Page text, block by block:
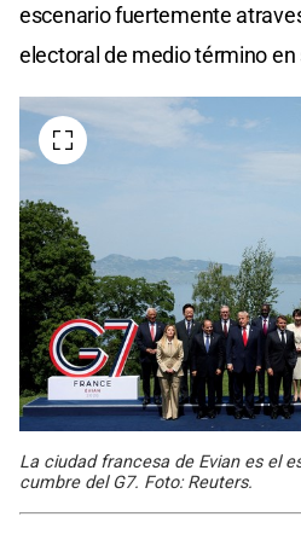
escenario fuertemente
electoral de medio término en
La ciudad francesa de Evian es el
cumbre del G7. Foto: Reuters.